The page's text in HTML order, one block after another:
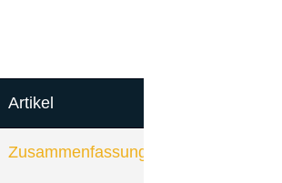
Artikel
Zusammenfassung